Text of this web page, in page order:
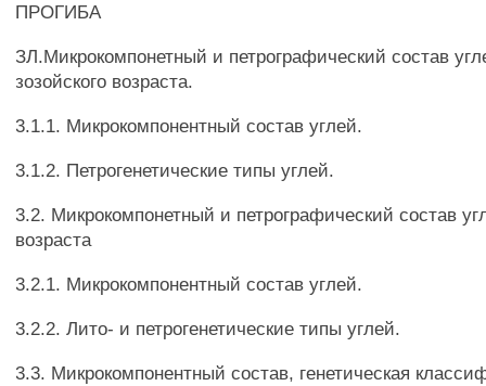
ПРОГИБА
ЗЛ.Микрокомпонетный и петрографический состав
зозойского возраста.
3.1.1. Микрокомпонентный состав углей.
3.1.2. Петрогенетические типы углей.
3.2. Микрокомпонетный и петрографический состав
возраста
3.2.1. Микрокомпонентный состав углей.
3.2.2. Лито- и петрогенетические типы углей.
3.3. Микрокомпонентный состав, генетическая